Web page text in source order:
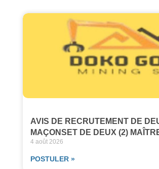
AVIS DE RECRUTEMENT DE
MAÇONSET DE DEUX (2)
4 août 2026
POSTULER »